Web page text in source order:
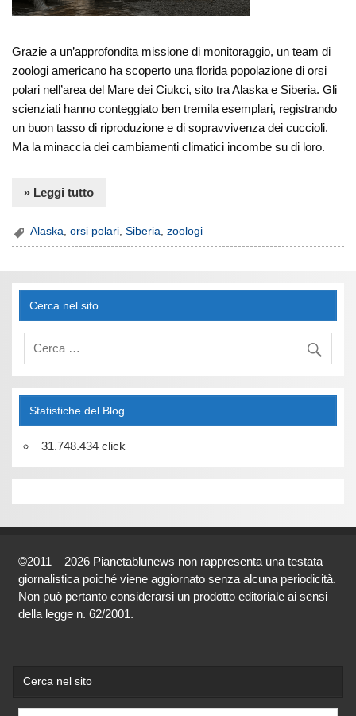
Grazie a un’approfondita missione di monitoraggio, un team di
zoologi americano ha scoperto una florida popolazione di orsi
polari nell’area del Mare dei Ciukci, sito tra Alaska e Siberia. Gli
scienziati hanno conteggiato ben tremila esemplari, registrando
un buon tasso di riproduzione e di sopravvivenza dei cuccioli.
Ma la minaccia dei cambiamenti climatici incombe su di loro.
» Leggi tutto
Alaska,orsi polari,Siberia,zoologi
Cerca nel sito
Statistiche del Blog
31.748.434 click
©2011 – 2026 Pianetablunews non rappresenta una testata
giornalistica poiché viene aggiornato senza alcuna periodicità.
Non può pertanto considerarsi un prodotto editoriale ai sensi
della legge n. 62/2001.
Cerca nel sito